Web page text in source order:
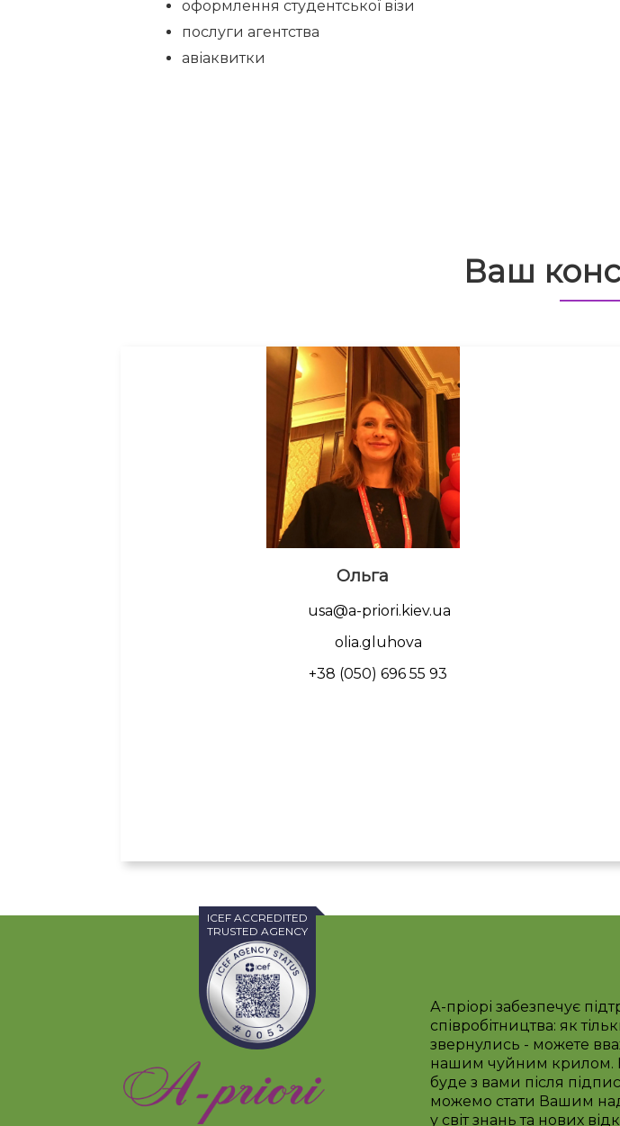
оформлення студентської візи
послуги агентства
авіаквитки
Ваш
Ольга
usa@a-priori.kiev.ua
olia.gluhova
+38 (050) 696 55 93
ICEF ACCREDITED
TRUSTED AGENCY
А-пріорі забезпечує
співробітництва: як
звернулись - можете
нашим чуйним крилом.
буде з вами після
можемо стати Вашим
у світ знань та нових